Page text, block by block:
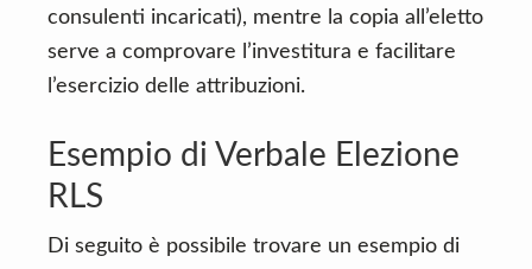
consulenti incaricati), mentre la copia all’eletto
serve a comprovare l’investitura e facilitare
l’esercizio delle attribuzioni.
Esempio di Verbale Elezione
RLS
Di seguito è possibile trovare un esempio di